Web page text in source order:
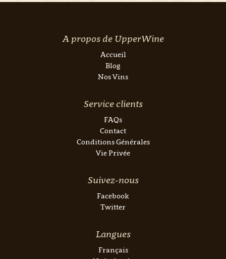
A propos de UpperWine
Accueil
Blog
Nos Vins
Service clients
FAQs
Contact
Conditions Générales
Vie Privée
Suivez-nous
Facebook
Twitter
Langues
Français